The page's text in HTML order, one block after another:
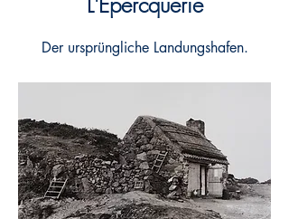
Der ursprüngliche Landungshafen.